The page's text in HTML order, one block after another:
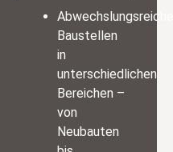
Abwechslungsreiche
Baustellen
in
unterschiedlichen
Bereichen –
von
Neubauten